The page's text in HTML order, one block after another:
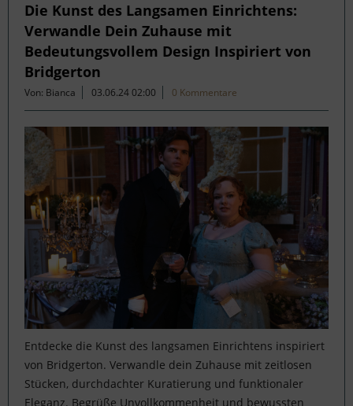
Die Kunst des Langsamen Einrichtens:
Verwandle Dein Zuhause mit
Bedeutungsvollem Design Inspiriert von
Bridgerton
Von: Bianca 03.06.24 02:00 0 Kommentare
Entdecke die Kunst des langsamen Einrichtens inspiriert
von Bridgerton. Verwandle dein Zuhause mit zeitlosen
Stücken, durchdachter Kuratierung und funktionaler
Eleganz. Begrüße Unvollkommenheit und bewussten